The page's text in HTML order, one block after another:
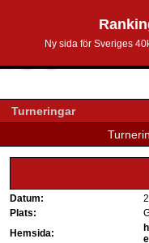
Ny sida för Sveriges
Turneringar
Datum:
Plats:
Hemsida: